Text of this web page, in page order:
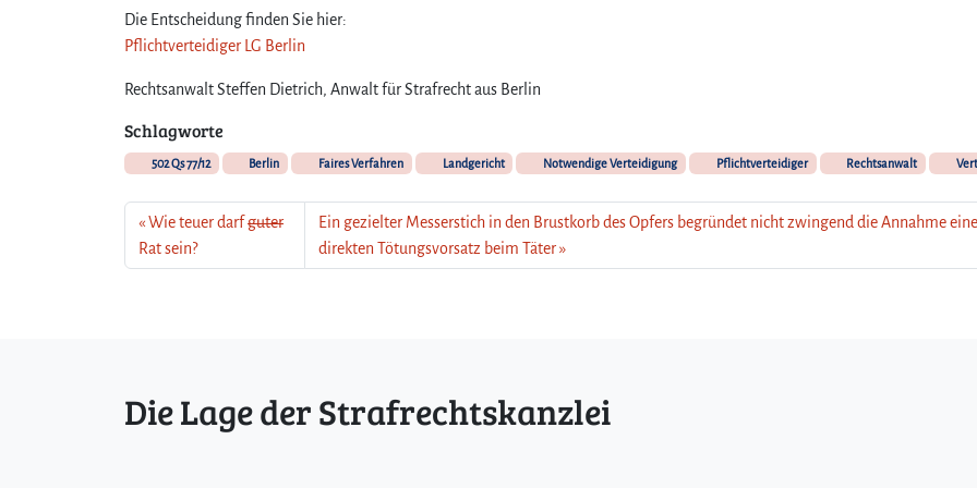
Die Entscheidung finden Sie hier:
Pflichtverteidiger LG Berlin
Rechtsanwalt Steffen Dietrich, Anwalt für Strafrecht aus Berlin
Schlagworte
502 Qs 77/12 Berlin Faires Verfahren Landgericht Notwendige Verteidigung Pflichtverteidiger Rechtsanwalt
Wie teuer darfguter
Rat sein?
Ein gezielter Messerstich in den Brustkorb des Opfers begründet nicht zwingend die Annahme
direkten Tötungsvorsatz beim Täter
Die Lage der Strafrechtskanzlei